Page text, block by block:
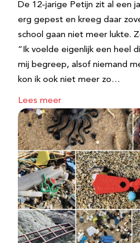
De 12-jarige Petijn zit al een
erg gepest en kreeg daar
school gaan niet meer lukte.
“Ik voelde eigenlijk een heel
mij begreep, alsof niemand
kon ik ook niet meer zo…
Lees meer